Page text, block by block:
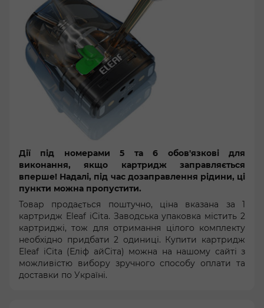
Дії під номерами 5 та 6 обов'язкові для
виконання, якщо картридж заправляється
вперше! Надалі, під час дозаправлення рідини, ці
пункти можна пропустити.
Товар продається поштучно, ціна вказана за 1
картридж Eleaf iCita. Заводська упаковка містить 2
картриджі, тож для отримання цілого комплекту
необхідно придбати 2 одиниці. Купити картридж
Eleaf iCita (Еліф айСіта) можна на нашому сайті з
можливістю вибору зручного способу оплати та
доставки по Україні.